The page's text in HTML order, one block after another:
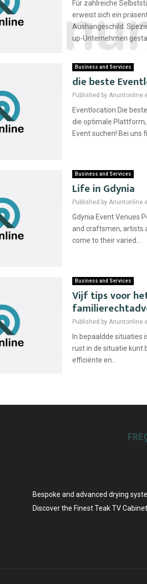
Für zahlreiche
erweist sich ein
Aushängeschild.
up-Unternehmen
Business and Services
die beste
Published by
Eventlocation Die
die optimale Plattform,
Event suchen! Bei uns
Business and Services
Life in Gdynia
Published by
Gdynia Event Venues
and craftsmen, artists
come to their varied...
Business and Services
Vijf tips voor
Published by
In bepaaldde situaties
rust in de situatie kunt
efficiënte en...
Bespoke and advanced drying
Discover the Finest Teak TV